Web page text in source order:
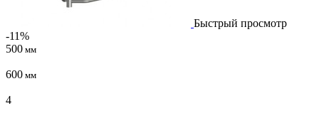
Быстрый просмотр
-11%
500 мм
600 мм
4